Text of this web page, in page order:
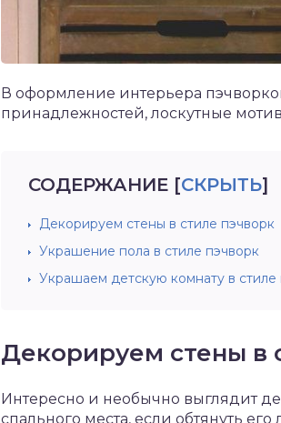
В оформление интерьера
принадлежностей, лоскутные
СОДЕРЖАНИЕ [СКРЫТЬ]
Декорируем стены в стиле пэчворк
Украшение пола в стиле пэчворк
Украшаем детскую комнату в стиле
Декорируем стены в
Интересно и необычно выглядит
спального места, если обтянуть